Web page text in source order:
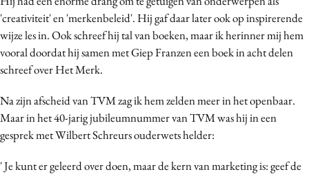
Design
Digital transformation
Diversiteit
Effectiviteit
Gedragsverandering
Influencer marketing
Interne communicatie
'creativiteit' en 'merkenbeleid'. Hij gaf daar later ook op inspirerende
wijze les in. Ook schreef hij tal van boeken, maar ik herinner mij hem
vooral doordat hij samen met Giep Franzen een boek in acht delen
schreef over Het Merk.
Na zijn afscheid van TVM zag ik hem zelden meer in het openbaar.
Maar in het 40-jarig jubileumnummer van TVM was hij in een
gesprek met Wilbert Schreurs ouderwets helder:
' Je kunt er geleerd over doen, maar de kern van marketing is: geef de